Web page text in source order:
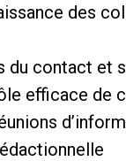
des
du contact et
efficace de